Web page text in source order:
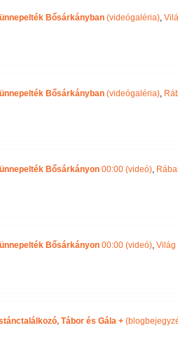
Bősárkányban (videógaléria),
Bősárkányban (videógaléria),
Bősárkányon 00:00 (videó),
Bősárkányon 00:00 (videó), Világ
Tábor és Gála +